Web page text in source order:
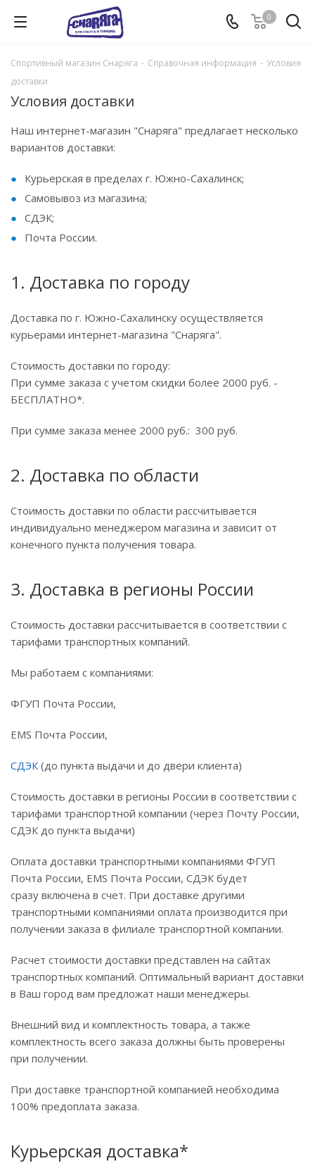
0
Спортивный магазин Снаряга - Справочная информация - Условия
доставки
Условия доставки
Наш интернет-магазин "Снаряга" предлагает несколько
вариантов доставки:
Курьерская в пределах г. Южно-Сахалинск;
Самовывоз из магазина;
СДЭК;
Почта России.
1. Доставка по городу
Доставка по г. Южно-Сахалинску осуществляется
курьерами интернет-магазина "Снаряга".
Стоимость доставки по городу:
При сумме заказа с учетом скидки более 2000 руб. -
БЕСПЛАТНО*.
При сумме заказа менее 2000 руб.: 300 руб.
2. Доставка по области
Стоимость доставки по области рассчитывается
индивидуально менеджером магазина и зависит от
конечного пункта получения товара.
3. Доставка в регионы России
Стоимость доставки рассчитывается в соответствии с
тарифами транспортных компаний.
Мы работаем с компаниями:
ФГУП Почта России,
EMS Почта России,
СДЭК(до пункта выдачи и до двери клиента)
Стоимость доставки в регионы России в соответствии с
тарифами транспортной компании (через Почту России,
СДЭК до пункта выдачи)
Оплата доставки транспортными компаниями ФГУП
Почта России, EMS Почта России, СДЭК будет
сразу включена в счет. При доставке другими
транспортными компаниями оплата производится при
получении заказа в филиале транспортной компании.
Расчет стоимости доставки представлен на сайтах
транспортных компаний. Оптимальный вариант доставки
в Ваш город вам предложат наши менеджеры.
Внешний вид и комплектность товара, а также
комплектность всего заказа должны быть проверены
при получении.
При доставке транспортной компанией необходима
100% предоплата заказа.
Курьерская доставка*